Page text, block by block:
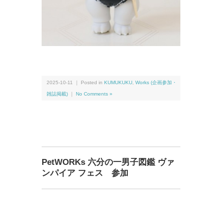
2025-10-11 ｜ Posted in KUMUKUKU Works (企画参加・
雑誌掲載) No Comments »
PetWORKs 六分の一男子図鑑 ヴァ
ンパイア フェス 参加